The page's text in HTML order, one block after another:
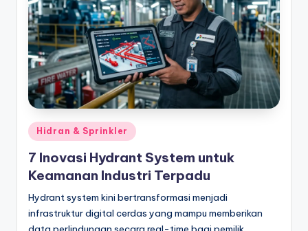
Posted
in
Hidran & Sprinkler
7 Inovasi Hydrant System untuk
Keamanan Industri Terpadu
Hydrant system kini bertransformasi menjadi
infrastruktur digital cerdas yang mampu memberikan